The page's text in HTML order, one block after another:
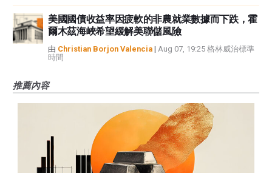
美國國債收益率因疲軟的非農就業數據而下跌，霍
爾木茲海峽希望緩解美聯儲風險
由 Christian Borjon Valencia | Aug 07, 19:25 格林威治標準
時間
推薦內容